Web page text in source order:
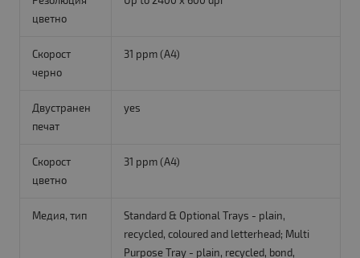
цветно
Скорост
черно
31 ppm (A4)
Двустранен
печат
yes
Скорост
цветно
31 ppm (A4)
Медия, тип
Standard & Optional Trays - plain,
recycled, coloured and letterhead; Multi
Purpose Tray - plain, recycled, bond,